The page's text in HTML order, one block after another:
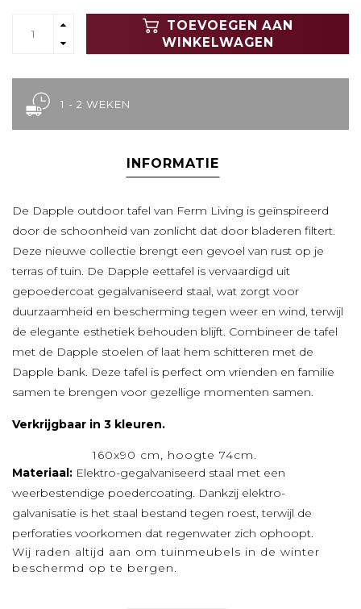
TOEVOEGEN AAN
WINKELWAGEN
1 - 2 WEKEN
INFORMATIE
De Dapple outdoor tafel van Ferm Living is geïnspireerd
door de schoonheid van zonlicht dat door bladeren filtert.
Deze nieuwe collectie brengt een gevoel van rust op je
terras of tuin. De Dapple eettafel is vervaardigd uit
gepoedercoat gegalvaniseerd staal, wat zorgt voor
duurzaamheid en bescherming tegen weer en wind, terwijl
de elegante esthetiek behouden blijft. Combineer de tafel
met de Dapple stoelen of laat hem schitteren met de
Dapple bank. Deze tafel is perfect om vrienden en familie
samen te brengen voor gezellige momenten samen.
Verkrijgbaar in 3 kleuren.
160x90 cm, hoogte 74cm.
Materiaal: Elektro-gegalvaniseerd staal met een
weerbestendige poedercoating. Dankzij elektro-
galvanisatie is het staal bestand tegen roest, terwijl de
perforaties voorkomen dat regenwater zich ophoopt.
Wij raden altijd aan om tuinmeubels in de winter
beschermd op te bergen.